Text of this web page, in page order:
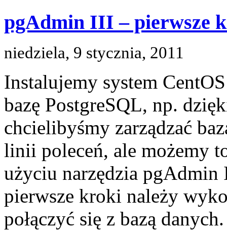
pgAdmin III – pierwsze
niedziela, 9 stycznia, 2011
Instalujemy system
bazę PostgreSQL, np.
chcielibyśmy zarządzać
linii poleceń, ale możemy
użyciu narzędzia pgAdmin
pierwsze kroki należy
połączyć się z bazą